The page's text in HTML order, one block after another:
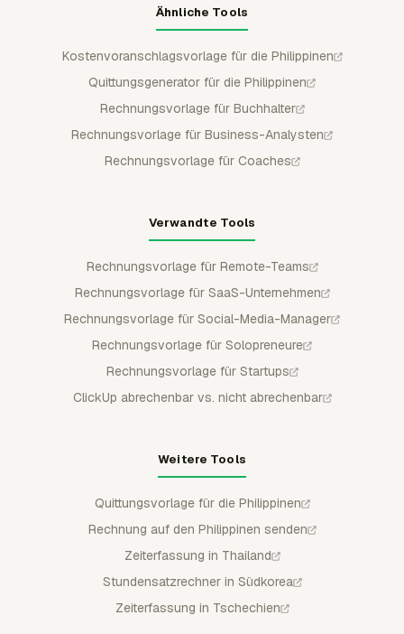
Ähnliche Tools
Kostenvoranschlagsvorlage für die Philippinen
Quittungsgenerator für die Philippinen
Rechnungsvorlage für Buchhalter
Rechnungsvorlage für Business-Analysten
Rechnungsvorlage für Coaches
Verwandte Tools
Rechnungsvorlage für Remote-Teams
Rechnungsvorlage für SaaS-Unternehmen
Rechnungsvorlage für Social-Media-Manager
Rechnungsvorlage für Solopreneure
Rechnungsvorlage für Startups
ClickUp abrechenbar vs. nicht abrechenbar
Weitere Tools
Quittungsvorlage für die Philippinen
Rechnung auf den Philippinen senden
Zeiterfassung in Thailand
Stundensatzrechner in Südkorea
Zeiterfassung in Tschechien